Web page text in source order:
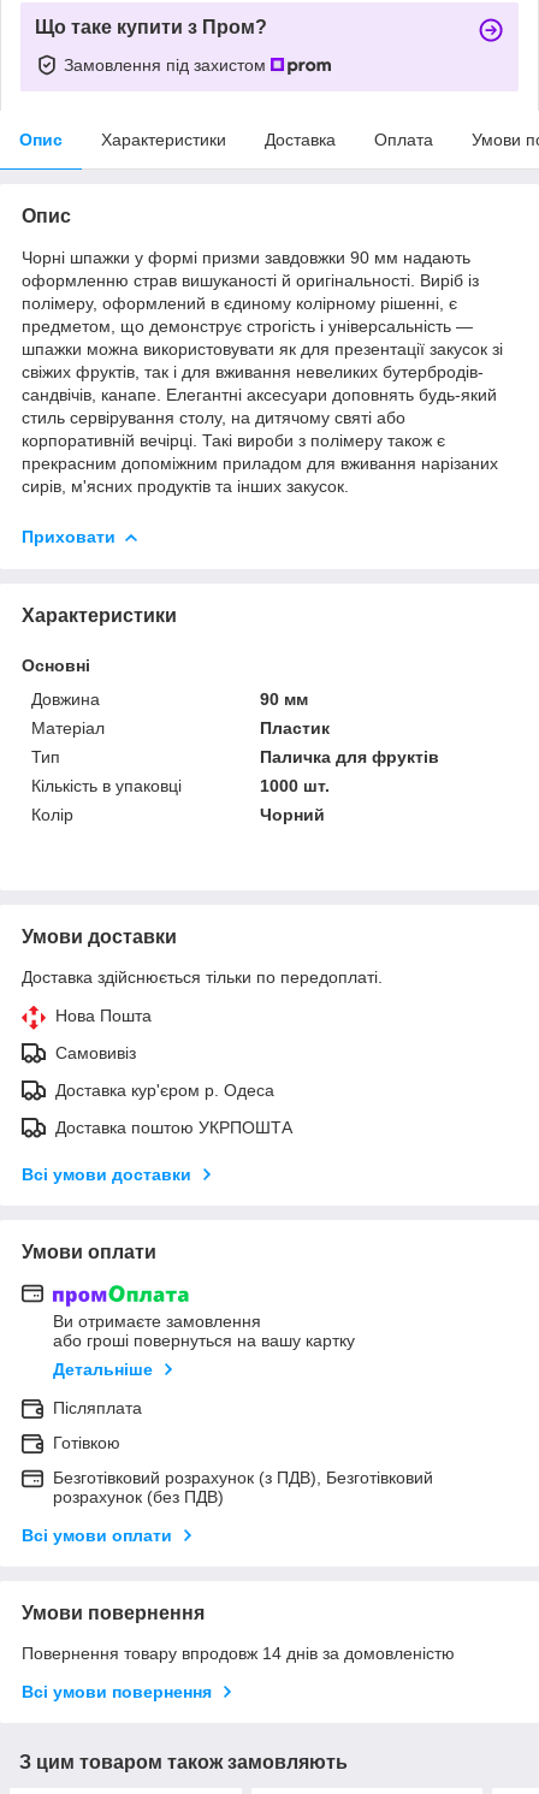
Що таке купити з Пром?
Замовлення під захистом
Опис Характеристики Доставка Оплата Умови
Опис
Чорні шпажки у формі призми завдовжки 90 мм надають
оформленню страв вишуканості й оригінальності. Виріб із
полімеру, оформлений в єдиному колірному рішенні, є
предметом, що демонструє строгість і універсальність —
шпажки можна використовувати як для презентації закусок зі
свіжих фруктів, так і для вживання невеликих бутербродів-
сандвічів, канапе. Елегантні аксесуари доповнять будь-який
стиль сервірування столу, на дитячому святі або
корпоративній вечірці. Такі вироби з полімеру також є
прекрасним допоміжним приладом для вживання нарізаних
сирів, м'ясних продуктів та інших закусок.
Приховати
Характеристики
Основні
Довжина
90 мм
Матеріал
Пластик
Тип
Паличка для фруктів
Кількість в упаковці
1000 шт.
Колір
Чорний
Умови доставки
Доставка здійснюється тільки по передоплаті.
Нова Пошта
Самовивіз
Доставка кур'єром р. Одеса
Доставка поштою УКРПОШТА
Всі умови доставки
Умови оплати
Ви отримаєте замовлення
або гроші повернуться на вашу картку
Детальніше
Післяплата
Готівкою
Безготівковий розрахунок (з ПДВ), Безготівковий
розрахунок (без ПДВ)
Всі умови оплати
Умови повернення
Повернення товару впродовж 14 днів за домовленістю
Всі умови повернення
З цим товаром також замовляють